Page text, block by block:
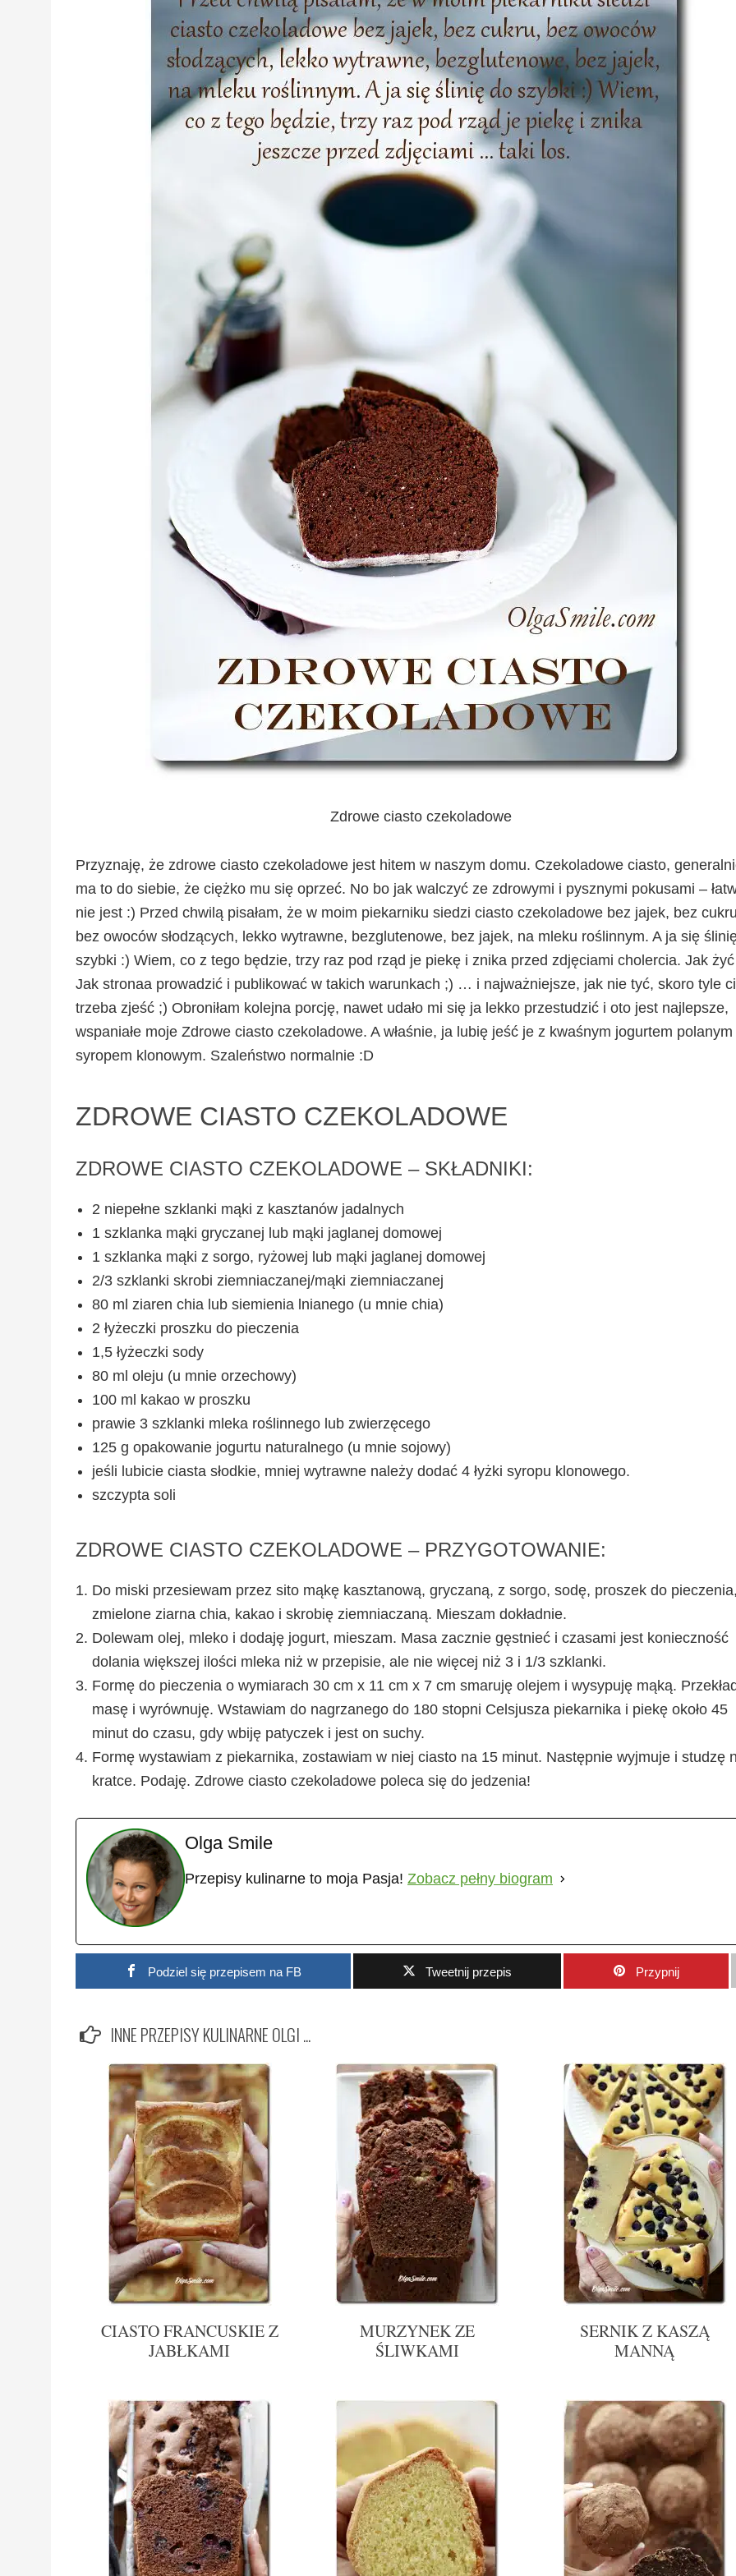
Zdrowe ciasto czekoladowe
Przyznaję, że zdrowe ciasto czekoladowe jest hitem w naszym domu. Czekoladowe ciasto,
ma to do siebie, że ciężko mu się oprzeć. No bo jak walczyć ze zdrowymi i pysznymi pokusami –
nie jest :) Przed chwilą pisałam, że w moim piekarniku siedzi ciasto czekoladowe bez jajek, bez
bez owoców słodzących, lekko wytrawne, bezglutenowe, bez jajek, na mleku roślinnym. A ja się
szybki :) Wiem, co z tego będzie, trzy raz pod rząd je piekę i znika przed zdjęciami cholercia. Jak
Jak stronaa prowadzić i publikować w takich warunkach ;) … i najważniejsze, jak nie tyć, skoro tyle
trzeba zjeść ;) Obroniłam kolejna porcję, nawet udało mi się ja lekko przestudzić i oto jest najlepsze,
wspaniałe moje Zdrowe ciasto czekoladowe. A właśnie, ja lubię jeść je z kwaśnym jogurtem polanym
syropem klonowym. Szaleństwo normalnie :D
ZDROWE CIASTO CZEKOLADOWE
ZDROWE CIASTO CZEKOLADOWE – SKŁADNIKI:
2 niepełne szklanki mąki z kasztanów jadalnych
1 szklanka mąki gryczanej lub mąki jaglanej domowej
1 szklanka mąki z sorgo, ryżowej lub mąki jaglanej domowej
2/3 szklanki skrobi ziemniaczanej/mąki ziemniaczanej
80 ml ziaren chia lub siemienia lnianego (u mnie chia)
2 łyżeczki proszku do pieczenia
1,5 łyżeczki sody
80 ml oleju (u mnie orzechowy)
100 ml kakao w proszku
prawie 3 szklanki mleka roślinnego lub zwierzęcego
125 g opakowanie jogurtu naturalnego (u mnie sojowy)
jeśli lubicie ciasta słodkie, mniej wytrawne należy dodać 4 łyżki syropu klonowego.
szczypta soli
ZDROWE CIASTO CZEKOLADOWE – PRZYGOTOWANIE:
Do miski przesiewam przez sito mąkę kasztanową, gryczaną, z sorgo, sodę, proszek do pieczenia,
zmielone ziarna chia, kakao i skrobię ziemniaczaną. Mieszam dokładnie.
Dolewam olej, mleko i dodaję jogurt, mieszam. Masa zacznie gęstnieć i czasami jest konieczność
dolania większej ilości mleka niż w przepisie, ale nie więcej niż 3 i 1/3 szklanki.
Formę do pieczenia o wymiarach 30 cm x 11 cm x 7 cm smaruję olejem i wysypuję mąką.
masę i wyrównuję. Wstawiam do nagrzanego do 180 stopni Celsjusza piekarnika i piekę około 45
minut do czasu, gdy wbiję patyczek i jest on suchy.
Formę wystawiam z piekarnika, zostawiam w niej ciasto na 15 minut. Następnie wyjmuje i studzę
kratce. Podaję. Zdrowe ciasto czekoladowe poleca się do jedzenia!
Olga Smile
Przepisy kulinarne to moja Pasja! Zobacz pełny biogram
Podziel się przepisem na FB Tweetnij przepis Przypnij
INNE PRZEPISY KULINARNE OLGI ...
CIASTO FRANCUSKIE Z
JABŁKAMI
MURZYNEK ZE
ŚLIWKAMI
SERNIK Z KASZĄ
MANNĄ